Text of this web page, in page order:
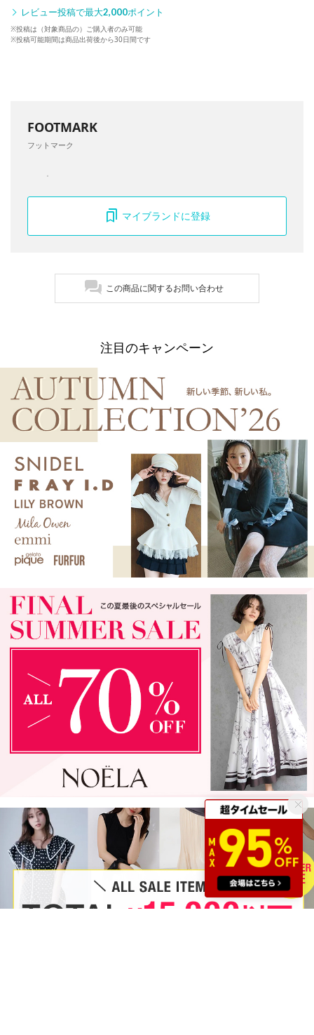
レビュー投稿で最大2,000ポイント
※投稿は（対象商品の）ご購入者のみ可能
※投稿可能期間は商品出荷後から30日間です
FOOTMARK
フットマーク
マイブランドに登録
この商品に関するお問い合わせ
注目のキャンペーン